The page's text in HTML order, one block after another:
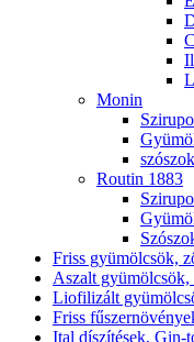
Monin
szószok
Routin 1883
Friss gyümölcsök,
Aszalt gyümölcsök,
Liofilizált
Friss
Ital díszítések, Gin-